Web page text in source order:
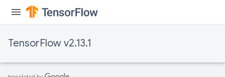
TensorFlow v2.13.1